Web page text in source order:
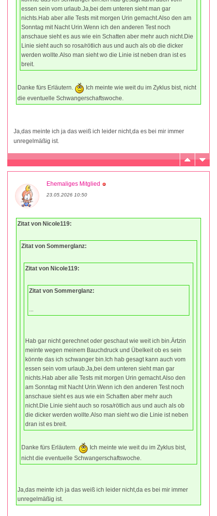
essen sein vom urlaub.Ja,bei dem unteren sieht man gar
nichts.Hab aber alle Tests mit morgen Urin gemacht.Also den am
Sonntag mit Nacht Urin.Wenn ich den anderen Test noch
anschaue sieht es aus wie ein Schatten aber mehr auch nicht.Die
Linie sieht auch so rosa/rötlich aus und auch als ob die dicker
werden wollte.Also man sieht wo die Linie ist neben dran ist es
breit.
Danke fürs Erläutern.
Ich meinte wie weit du im Zyklus bist, nicht
die eventuelle Schwangerschaftswoche.
Ja,das meinte ich ja das weiß ich leider nicht,da es bei mir immer
unregelmäßig ist.
Ehemaliges Mitglied
23.05.2026 10:50
Zitat von Nicole119:
Zitat von Sommerglanz:
Zitat von Nicole119:
Zitat von Sommerglanz:
Hab gar nicht gerechnet oder geschaut wie weit ich bin.Ärtzin
meinte wegen meinem Bauchdruck und Übelkeit ob es sein
könnte das ich schwanger bin.Ich hab gesagt kann auch vom
essen sein vom urlaub.Ja,bei dem unteren sieht man gar
nichts.Hab aber alle Tests mit morgen Urin gemacht.Also den
am Sonntag mit Nacht Urin.Wenn ich den anderen Test noch
anschaue sieht es aus wie ein Schatten aber mehr auch
nicht.Die Linie sieht auch so rosa/rötlich aus und auch als ob
die dicker werden wollte.Also man sieht wo die Linie ist neben
dran ist es breit.
Danke fürs Erläutern.
Ich meinte wie weit du im Zyklus bist,
nicht die eventuelle Schwangerschaftswoche.
Ja,das meinte ich ja das weiß ich leider nicht,da es bei mir immer
unregelmäßig ist.